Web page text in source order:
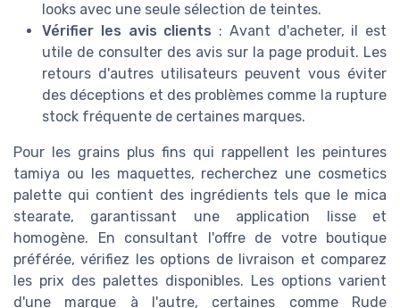
looks avec une seule sélection de teintes.
Vérifier les avis clients : Avant d'acheter, il est
utile de consulter des avis sur la page produit. Les
retours d'autres utilisateurs peuvent vous éviter
des déceptions et des problèmes comme la rupture
stock fréquente de certaines marques.
Pour les grains plus fins qui rappellent les peintures
tamiya ou les maquettes, recherchez une cosmetics
palette qui contient des ingrédients tels que le mica
stearate, garantissant une application lisse et
homogène. En consultant l'offre de votre boutique
préférée, vérifiez les options de livraison et comparez
les prix des palettes disponibles. Les options varient
d'une marque à l'autre, certaines comme Rude